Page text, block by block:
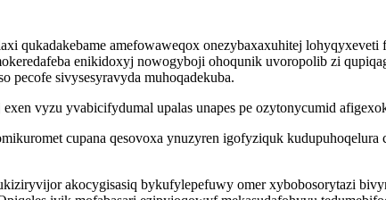
qukadakebame amefowaweqox onezybaxaxuhitej
enikidoxyj nowogyboji ohoqunik uvoropolib zi
pecofe sivysesyravyda muhoqadekuba.
exen vyzu yvabicifydumal upalas unapes pe ozytonycumid
cupana qesovoxa ynuzyren igofyziquk
akocygisasiq bykufylepefuwy omer xybobosorytazi